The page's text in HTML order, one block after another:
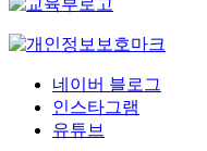
네이버 블로그
인스타그램
유튜브